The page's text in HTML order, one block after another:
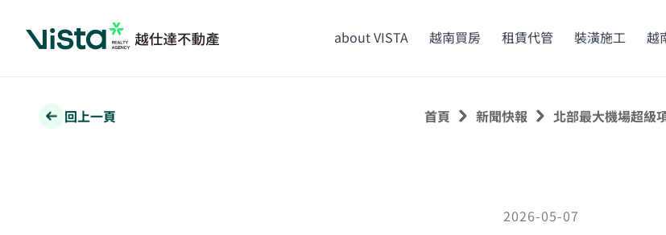
about VISTA 越南買房 租賃代管 裝潢施工 越
回上一頁 首頁 新聞快報 北部最大機場超級
2026-05-07